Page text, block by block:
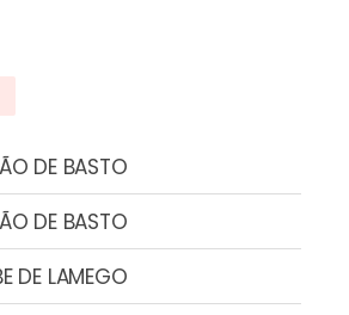
DE BASTO
DE BASTO
DE LAMEGO